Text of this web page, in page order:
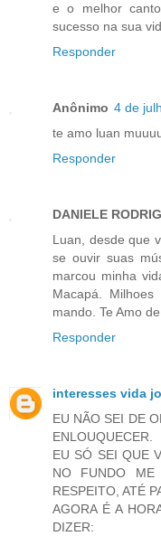
e o melhor
sucesso na sua
Responder
Anônimo 4 de
te amo luan
Responder
DANIELE
Luan, desde que
se ouvir suas
marcou minha
Macapá.
mando. Te Amo de
Responder
interesses vida
EU NÃO SEI DE
ENLOUQUECER.
EU SÓ SEI QUE
NO FUNDO ME
RESPEITO, ATÉ
AGORA É A
DIZER: